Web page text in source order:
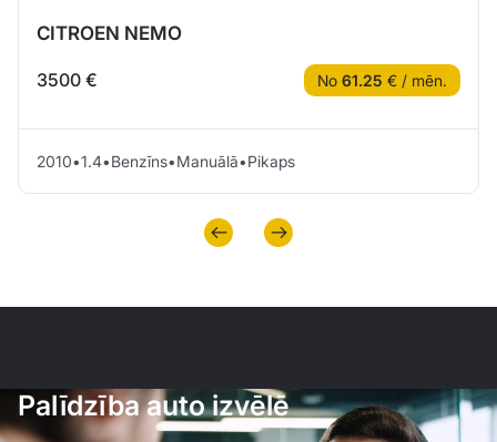
CITROEN NEMO
3500 € No 61.25 € / mēn.
2010•1.4•Benzīns•Manuālā•Pikaps
Palīdzība auto izvēlē